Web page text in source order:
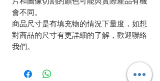
會不同。
商品尺寸是有填充物的情況下量度，如想
對商品的尺寸有更詳細的了解，歡迎聯絡
我們。